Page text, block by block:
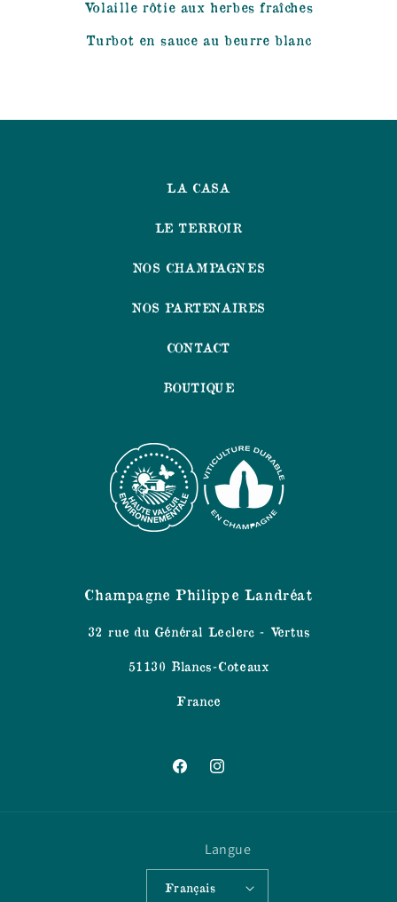
Volaille rôtie aux herbes fraîches
Turbot en sauce au beurre blanc
LA CASA
LE TERROIR
NOS CHAMPAGNES
NOS PARTENAIRES
CONTACT
BOUTIQUE
Champagne Philippe Landréat
32 rue du Général Leclerc - Vertus
51130 Blancs-Coteaux
France
FacebookInstagram
Langue
Français